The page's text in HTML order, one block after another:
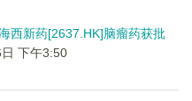
西新药[2637.HK]脑瘤药获批
下午3:50